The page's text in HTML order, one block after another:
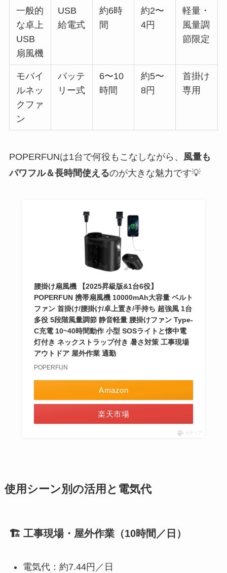
一般的
な卓上
USB
扇風機
USB
給電式
約6時
間
約2〜
4円
軽量・
風量調
節限定
モバイ
ルネッ
クファ
ン
バッテ
リー式
6〜10
時間
約5〜
8円
首掛け
専用
POPERFUNは1台で何役もこなしながら、
風量も
パワフル＆長時間使えるのが大きな魅力です💡
腰掛け扇風機 【2025昇級版&1台6役】
POPERFUN 携帯扇風機 10000mAh大容量 ベルト
ファン 首掛け/腰掛け/卓上置き/手持ち 超強風 1台
多役 5段階風量調節 静音軽量 腰掛けファン Type-
C充電 10~40時間動作 小型 SOSライトと懐中電
灯付き ネックストラップ付き 暑さ対策 工事現場
アウトドア 屋外作業 通勤
POPERFUN
Amazon
楽天市場
ポチップ
使用シーン別の活用と電気代
🏗 工事現場・屋外作業（10時間／日）
電気代：約7.44円／日